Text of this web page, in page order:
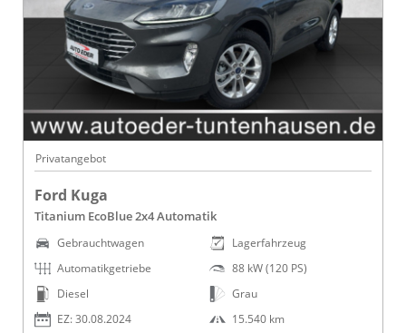
Privatangebot
Ford Kuga
Titanium EcoBlue 2x4 Automatik
Gebrauchtwagen
Automatikgetriebe
Diesel
EZ: 30.08.2024
Lagerfahrzeug
88 kW (120 PS)
Grau
15.540 km